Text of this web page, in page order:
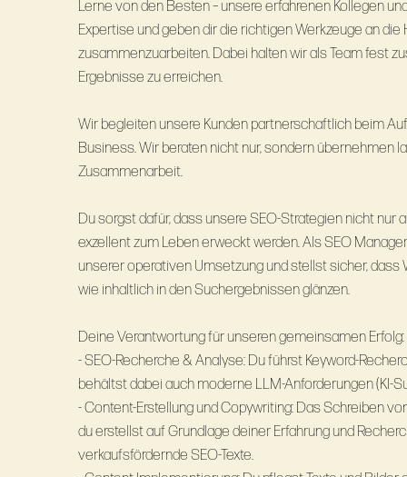
Lerne von den Besten – unsere erfahrenen Kollegen
Expertise und geben dir die richtigen Werkzeuge an die
zusammenzuarbeiten. Dabei halten wir als Team fest
Ergebnisse zu erreichen.
Wir begleiten unsere Kunden partnerschaftlich beim
Business. Wir beraten nicht nur, sondern übernehmen
Zusammenarbeit.
Du sorgst dafür, dass unsere SEO-Strategien nicht nur
exzellent zum Leben erweckt werden. Als SEO
unserer operativen Umsetzung und stellst sicher,
wie inhaltlich in den Suchergebnissen glänzen.
Deine Verantwortung für unseren gemeinsamen Erfolg:
- SEO-Recherche & Analyse: Du führst Keyword-
behältst dabei auch moderne LLM-Anforderungen (KI-
- Content-Erstellung und Copywriting: Das Schreiben
du erstellst auf Grundlage deiner Erfahrung und
verkaufsfördernde SEO-Texte.